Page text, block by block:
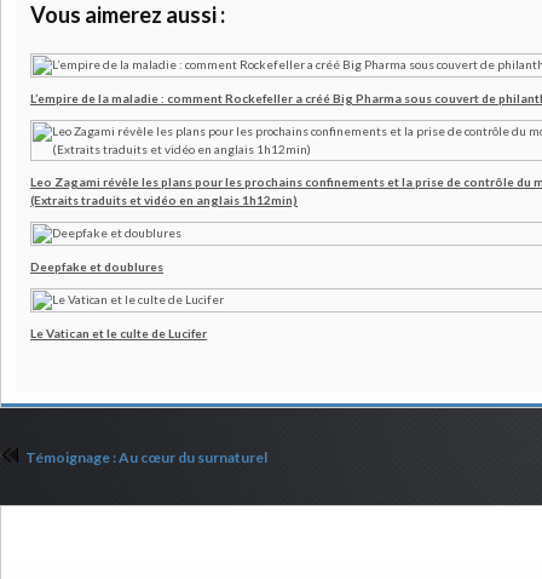
Vous aimerez aussi :
L’empire de la maladie : comment Rockefeller a créé Big Pharma sous couvert de
Leo Zagami révèle les plans pour les prochains confinements et la prise de contrôle
(Extraits traduits et vidéo en anglais 1h12min)
Deepfake et doublures
Le Vatican et le culte de Lucifer
Témoignage : Au cœur du surnaturel